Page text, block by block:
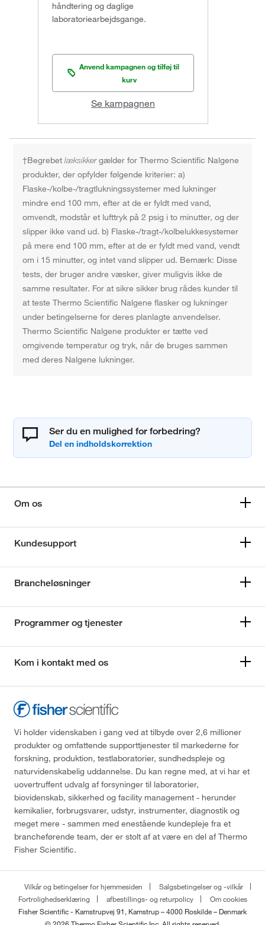
håndtering og daglige
laboratoriearbejdsgange.
Anvend kampagnen og tilføj til
kurv
Se kampagnen
†Begrebetlæksikkergælder for Thermo Scientific Nalgene
produkter, der opfylder følgende kriterier: a)
Flaske-/kolbe-/tragtlukningssystemer med lukninger
mindre end 100 mm, efter at de er fyldt med vand,
omvendt, modstår et lufttryk på 2 psig i to minutter, og der
slipper ikke vand ud. b) Flaske-/tragt-/kolbelukkesystemer
på mere end 100 mm, efter at de er fyldt med vand, vendt
om i 15 minutter, og intet vand slipper ud. Bemærk: Disse
tests, der bruger andre væsker, giver muligvis ikke de
samme resultater. For at sikre sikker brug rådes kunder til
at teste Thermo Scientific Nalgene flasker og lukninger
under betingelserne for deres planlagte anvendelser.
Thermo Scientific Nalgene produkter er tætte ved
omgivende temperatur og tryk, når de bruges sammen
med deres Nalgene lukninger.
Ser du en mulighed for forbedring?
Om os
Kundesupport
Brancheløsninger
Programmer og tjenester
Kom i kontakt med os
Vi holder videnskaben i gang ved at tilbyde over 2,6 millioner
produkter og omfattende supporttjenester til markederne for
forskning, produktion, testlaboratorier, sundhedspleje og
naturvidenskabelig uddannelse. Du kan regne med, at vi har et
uovertruffent udvalg af forsyninger til laboratorier,
biovidenskab, sikkerhed og facility management - herunder
kemikalier, forbrugsvarer, udstyr, instrumenter, diagnostik og
meget mere - sammen med enestående kundepleje fra et
brancheførende team, der er stolt af at være en del af Thermo
Fisher Scientific.
Vilkår og betingelser for hjemmesiden
Salgsbetingelser og -vilkår
Fortrolighedserklæring
afbestillings- og returpolicy
Om cookies
Fisher Scientific - Kamstrupvej 91, Kamstrup – 4000 Roskilde – Denmark